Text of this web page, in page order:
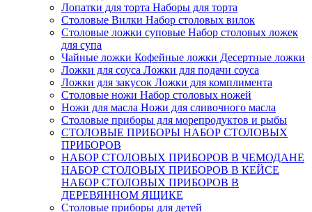
Лопатки для торта Наборы для торта
Столовые Вилки Набор столовых вилок
Столовые ложки суповые Набор столовых ложек
для супа
Чайные ложки Кофейные ложки Десертные ложки
Ложки для соуса Ложки для подачи соуса
Ложки для закусок Ложки для комплимента
Столовые ножи Набор столовых ножей
Ножи для масла Ножи для сливочного масла
Столовые приборы для морепродуктов и рыбы
СТОЛОВЫЕ ПРИБОРЫ НАБОР СТОЛОВЫХ
ПРИБОРОВ
НАБОР СТОЛОВЫХ ПРИБОРОВ В ЧЕМОДАНЕ
НАБОР СТОЛОВЫХ ПРИБОРОВ В КЕЙСЕ
НАБОР СТОЛОВЫХ ПРИБОРОВ В
ДЕРЕВЯННОМ ЯЩИКЕ
Столовые приборы для детей